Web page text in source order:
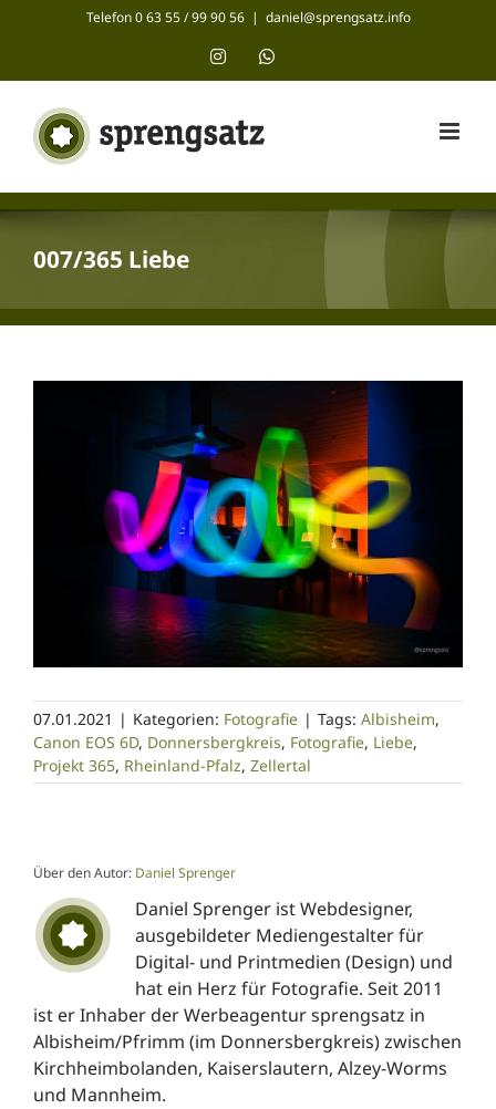
Telefon 0 63 55 / 99 90 56 | daniel@sprengsatz.info
InstagramWhatsApp
007/365 Liebe
07.01.2021 | Kategorien: Fotografie | Tags: Albisheim,
Canon EOS 6D, Donnersbergkreis, Fotografie, Liebe,
Projekt 365, Rheinland-Pfalz, Zellertal
Über den Autor: Daniel Sprenger
Daniel Sprenger ist Webdesigner,
ausgebildeter Mediengestalter für
Digital- und Printmedien (Design) und
hat ein Herz für Fotografie. Seit 2011
ist er Inhaber der Werbeagentur sprengsatz in
Albisheim/Pfrimm (im Donnersbergkreis) zwischen
Kirchheimbolanden, Kaiserslautern, Alzey-Worms
und Mannheim.